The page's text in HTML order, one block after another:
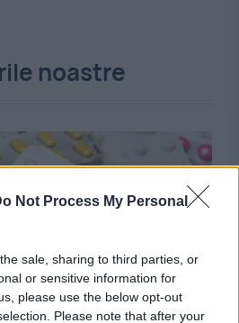
Not Process My Personal
sale, sharing to third parties, or
or sensitive information for
please use the below opt-out
Please note that after your
noastre
SOCIAL